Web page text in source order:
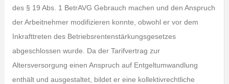
des § 19 Abs. 1 BetrAVG Gebrauch machen und den Anspruch
der Arbeitnehmer modifizieren konnte, obwohl er vor dem
Inkrafttreten des Betriebsrentenstärkungsgesetzes
abgeschlossen wurde. Da der Tarifvertrag zur
Altersversorgung einen Anspruch auf Entgeltumwandlung
enthält und ausgestaltet, bildet er eine kollektivrechtliche